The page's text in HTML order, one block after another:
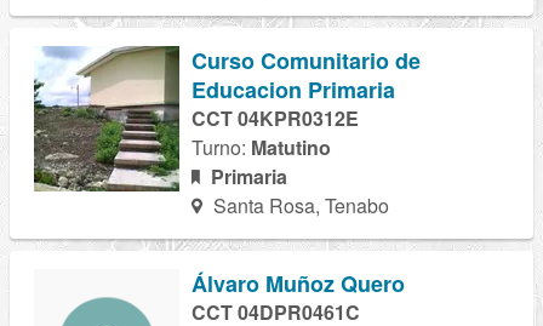
Curso Comunitario de
Educacion Primaria
CCT 04KPR0312E
Turno: Matutino
Primaria
Santa Rosa, Tenabo
Álvaro Muñoz Quero
CCT 04DPR0461C